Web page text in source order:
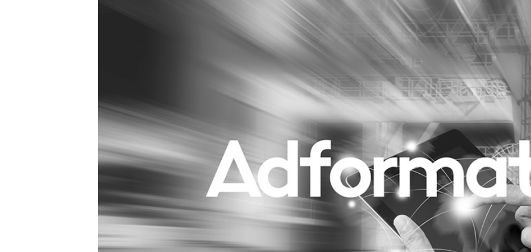
Influencer marketing
Interne communicatie
Purpose Marketing
Reputatie & crisis